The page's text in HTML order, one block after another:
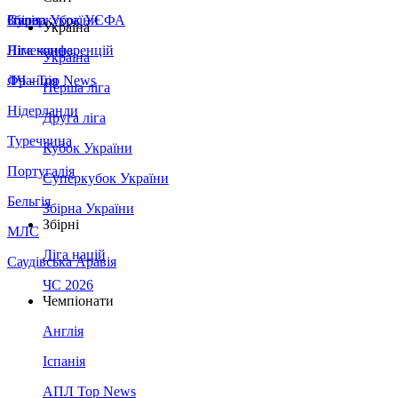
Збірна України
Італія
Німеччина
Франція
Нідерланди
Туреччина
Португалія
Бельгія
МЛС
Саудівська Аравія
Суперкубок УЄФА
Ліга конференцій
ЛЧ - Top News
Україна
Україна
Перша ліга
Друга ліга
Кубок України
Суперкубок України
Збірна України
Збірні
Ліга націй
ЧС 2026
Чемпіонати
Англія
Іспанія
АПЛ Top News